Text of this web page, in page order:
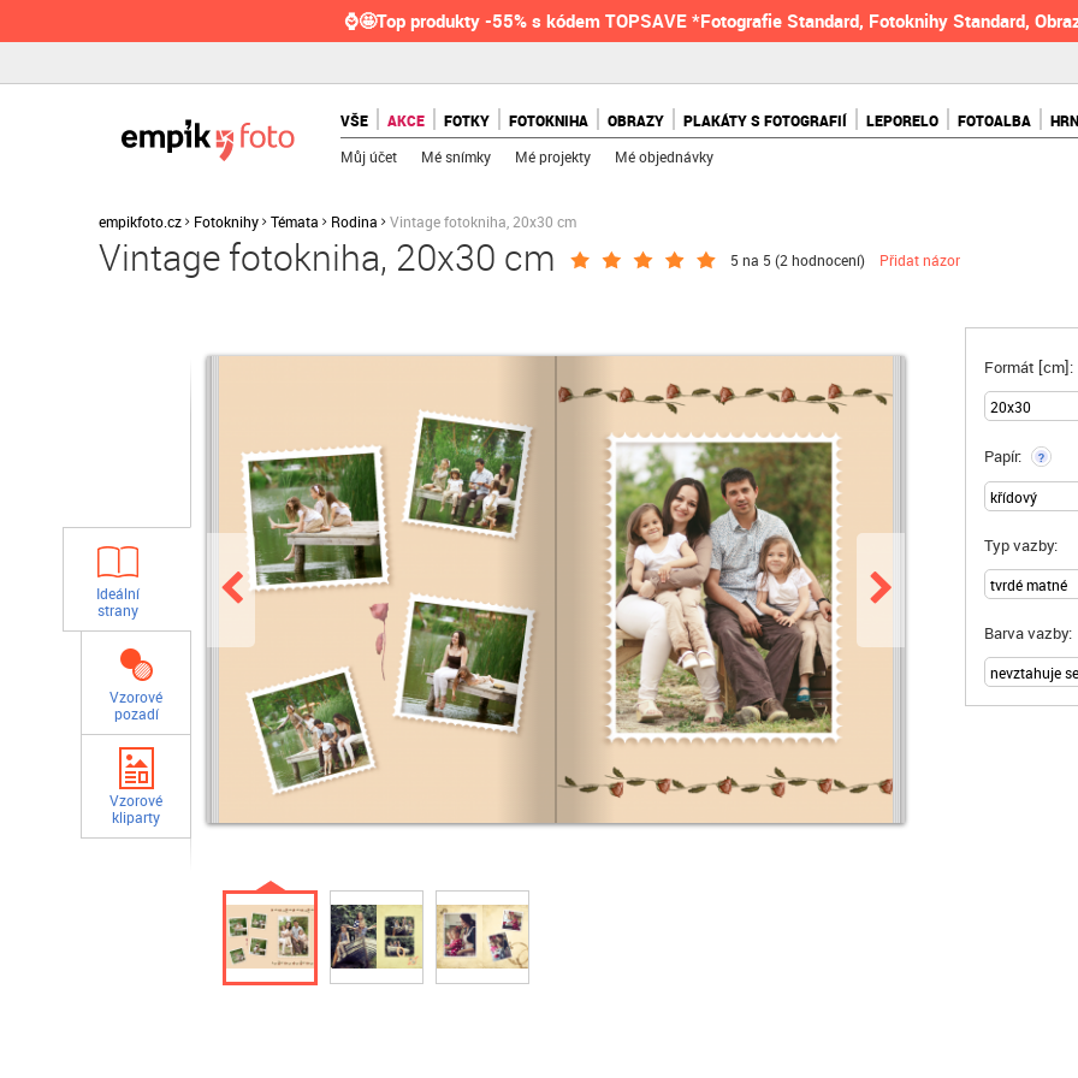
⌚🤩Top produkty -55% s kódem TOPSAVE *Fotografie Standard, Fotoknihy Standard,
VŠE AKCE FOTKY FOTOKNIHA OBRAZY PLAKÁTY S FOTOGRAFIÍ LEPORELO FOTOALBA
Můj účet Mé snímky Mé projekty Mé objednávky
empikfoto.cz Fotoknihy Témata Rodina Vintage fotokniha, 20x30 cm
Vintage fotokniha, 20x30 cm 5 na 5 (2 hodnocení) Přidat názor
Ideální
strany
Vzorové
pozadí
Vzorové
kliparty
Formát [cm]:
Papír: ?
Typ vazby:
Barva vazby: